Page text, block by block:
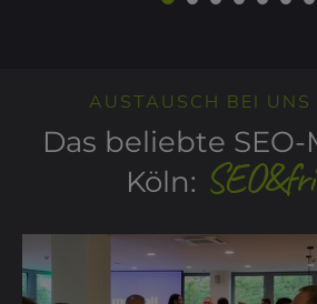
AUSTAUSCH BEI UNS
Das beliebte
Köln: